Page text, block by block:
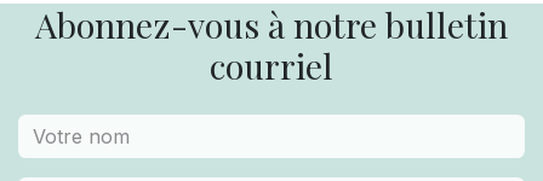
Abonnez-vous à notre bulletin
courriel